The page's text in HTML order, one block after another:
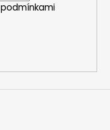
podmínkami